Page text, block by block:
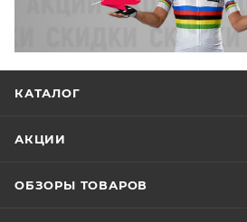
КАТАЛОГ
АКЦИИ
ОБЗОРЫ ТОВАРОВ